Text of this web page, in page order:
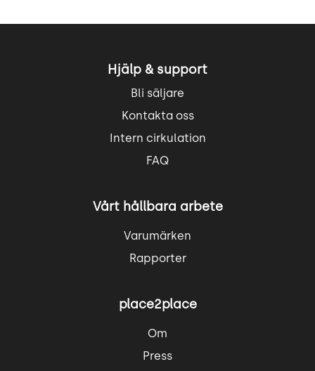
Hjälp & support
Bli säljare
Kontakta oss
Intern cirkulation
FAQ
Vårt hållbara arbete
Varumärken
Rapporter
place2place
Om
Press